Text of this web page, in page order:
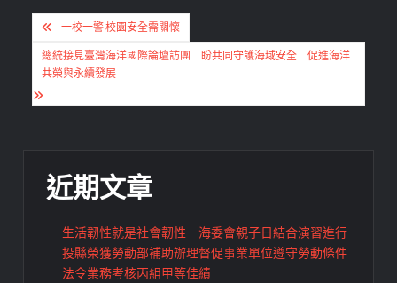
文
章
導
覽
一校一警 校園安全需關懷
總統接見臺灣海洋國際論壇訪團 盼共同守護海域安全 促進海洋
共榮與永續發展
近期文章
生活韌性就是社會韌性 海委會親子日結合演習進行
投縣榮獲勞動部補助辦理督促事業單位遵守勞動條件
法令業務考核丙組甲等佳績